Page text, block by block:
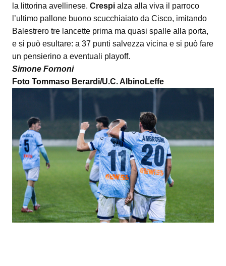
la littorina avellinese. Crespi alza alla viva il parroco
l’ultimo pallone buono scucchiaiato da Cisco, imitando
Balestrero tre lancette prima ma quasi spalle alla porta,
e si può esultare: a 37 punti salvezza vicina e si può fare
un pensierino a eventuali playoff.
Simone Fornoni
Foto Tommaso Berardi/U.C. AlbinoLeffe